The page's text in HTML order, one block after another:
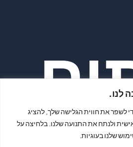
לנו.
לשפר את חווית הגלישה שלך, להציג
ולנתח את התנועה שלנו. בלחיצה על
שלנו בעוגיות.